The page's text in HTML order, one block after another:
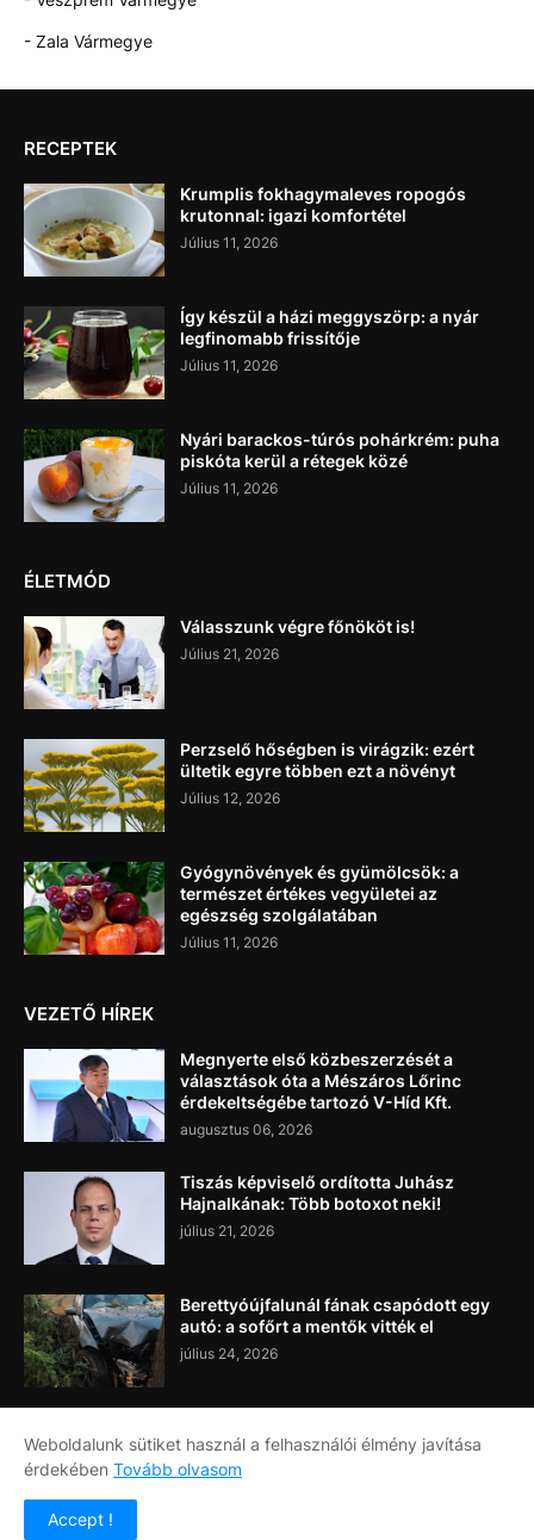
- Zala Vármegye
RECEPTEK
Krumplis fokhagymaleves ropogós
krutonnal: igazi komfortétel
Július 11, 2026
Így készül a házi meggyszörp: a nyár
legfinomabb frissítője
Július 11, 2026
Nyári barackos-túrós pohárkrém: puha
piskóta kerül a rétegek közé
Július 11, 2026
ÉLETMÓD
Válasszunk végre főnököt is!
Július 21, 2026
Perzselő hőségben is virágzik: ezért
ültetik egyre többen ezt a növényt
Július 12, 2026
Gyógynövények és gyümölcsök: a
természet értékes vegyületei az
egészség szolgálatában
Július 11, 2026
VEZETŐ HÍREK
Megnyerte első közbeszerzését a
választások óta a Mészáros Lőrinc
érdekeltségébe tartozó V-Híd Kft.
augusztus 06, 2026
Tiszás képviselő ordította Juhász
Hajnalkának: Több botoxot neki!
július 21, 2026
Berettyóújfalunál fának csapódott egy
autó: a sofőrt a mentők vitték el
július 24, 2026
Címlap Rólunk
Weboldalunk sütiket használ a felhasználói élmény javítása
érdekében Tovább olvasom
Accept !